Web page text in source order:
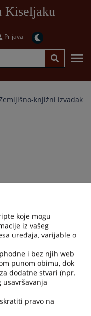
Kiseljaku
Prijava
knjižni izvadak
vijesti
koje mogu
iz vašeg
uređaja, varijable o
i bez njih web
punom obimu, dok
dodatne stvari (npr.
usavršavanja
pravo na